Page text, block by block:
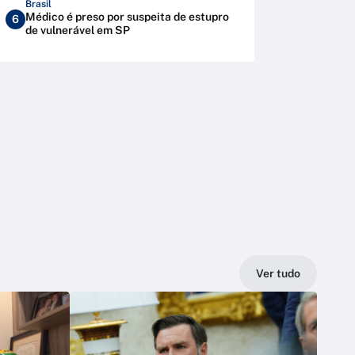
6
Brasil
Médico é preso por suspeita de estupro
de vulnerável em SP
Ver tudo